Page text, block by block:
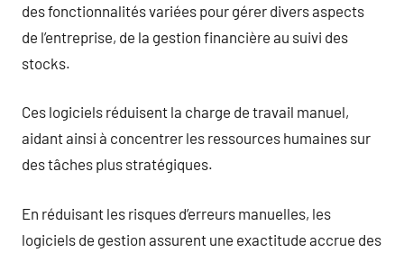
des fonctionnalités variées pour gérer divers aspects
de l’entreprise, de la gestion financière au suivi des
stocks.
Ces logiciels réduisent la charge de travail manuel,
aidant ainsi à concentrer les ressources humaines sur
des tâches plus stratégiques.
En réduisant les risques d’erreurs manuelles, les
logiciels de gestion assurent une exactitude accrue des